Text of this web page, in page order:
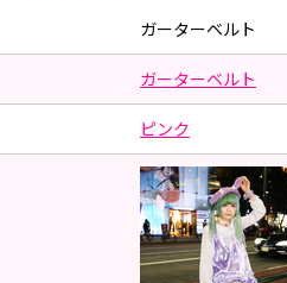
ガーターベルト
ガーターベルト
ピンク